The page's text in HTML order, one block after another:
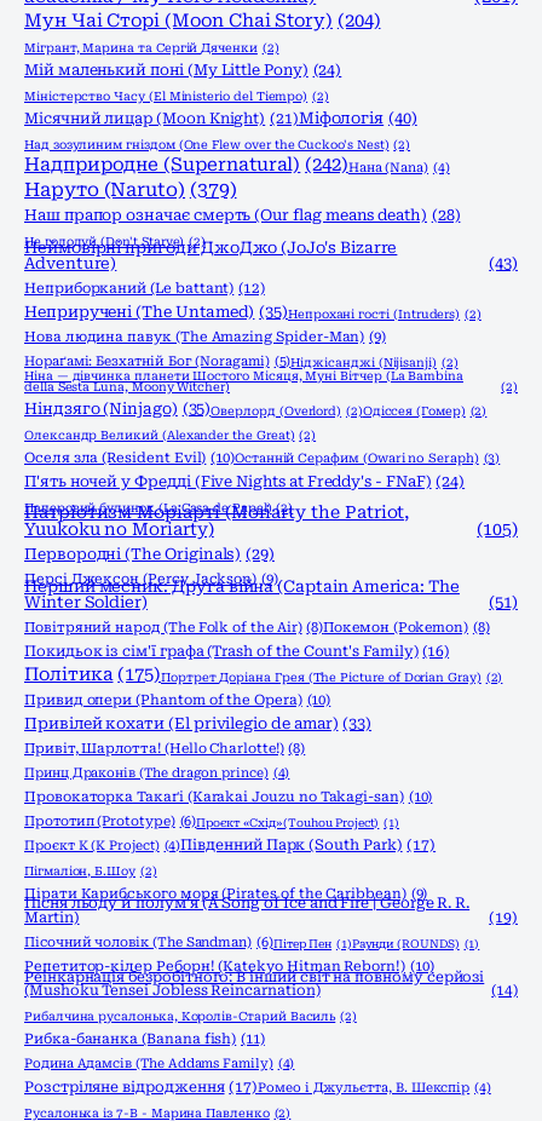
Мун Чаі Сторі (Moon Chai Story) (204)
Мігрант, Марина та Сергій Дяченки (2)
Мій маленький поні (My Little Pony) (24)
Міністерство Часу (El Ministerio del Tiempo) (2)
Місячний лицар (Moon Knight) (21)Міфологія (40)
Над зозулиним гніздом (One Flew over the Cuckoo's Nest) (2)
Надприродне (Supernatural) (242)Нана (Nana) (4)
Наруто (Naruto) (379)
Наш прапор означає смерть (Our flag means death) (28)
Не голодуй (Don't Starve) (2)
Неймовірні пригоди ДжоДжо (JoJo's Bizarre
Adventure)
(43)
Неприборканий (Le battant) (12)
Неприручені (The Untamed) (35)Непрохані гості (Intruders) (2)
Нова людина павук (The Amazing Spider-Man) (9)
Нораґамі: Безхатній Бог (Noragami) (5)Ніджісанджі (Nijisanji) (2)
Ніна — дівчинка планети Шостого Місяця, Муні Вітчер (La Bambina
della Sesta Luna, Moony Witcher)
(2)
Ніндзяго (Ninjago) (35)Оверлорд (Overlord) (2)Одіссея (Гомер) (2)
Олександр Великий (Alexander the Great) (2)
Оселя зла (Resident Evil) (10)Останній Серафим (Owari no Seraph) (3)
П'ять ночей у Фредді (Five Nights at Freddy's - FNaF) (24)
Паперовий будинок (La Casa de Papel) (2)
Патріотизм Моріарті (Moriarty the Patriot,
Yuukoku no Moriarty)
(105)
Первородні (The Originals) (29)
Персі Джексон (Percy Jackson) (9)
Перший месник: Друга війна (Captain America: The
Winter Soldier)
(51)
Повітряний народ (The Folk of the Air) (8)Покемон (Pokemon) (8)
Покидьок із сім'ї графа (Trash of the Count's Family) (16)
Політика (175)Портрет Доріана Грея (The Picture of Dorian Gray) (2)
Привид опери (Phantom of the Opera) (10)
Привілей кохати (El privilegio de amar) (33)
Привіт, Шарлотта! (Hello Charlotte!) (8)
Принц Драконів (The dragon prince) (4)
Провокаторка Такаґі (Karakai Jouzu no Takagi-san) (10)
Прототип (Prototype) (6)Проєкт «Схід» (Touhou Project) (1)
Проєкт К (K Project) (4)Південний Парк (South Park) (17)
Пігмаліон, Б.Шоу (2)
Пірати Карибського моря (Pirates of the Caribbean) (9)
Пісня льоду й полум'я (A Song of Ice and Fire | George R. R.
Martin)
(19)
Пісочний чоловік (The Sandman) (6)Пітер Пен (1)Раунди (ROUNDS) (1)
Репетитор-кілер Реборн! (Katekyo Hitman Reborn!) (10)
Реінкарнація безробітного: В інший світ на повному серйозі
(Mushoku Tensei Jobless Reincarnation) (14)
Рибалчина русалонька, Королів-Старий Василь (2)
Рибка-бананка (Banana fish) (11)
Родина Адамсів (The Addams Family) (4)
Розстріляне відродження (17)Ромео і Джульєтта, В. Шекспір (4)
Русалонька із 7-В - Марина Павленко (2)